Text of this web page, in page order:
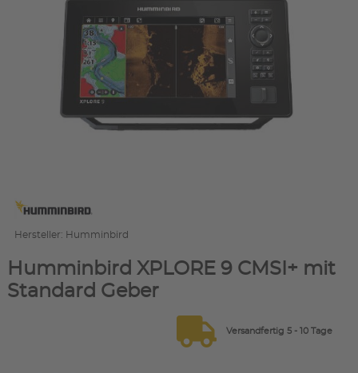
Hersteller: Humminbird
Humminbird XPLORE 9 CMSI+ mit
Standard Geber
Versandfertig 5 - 10 Tage